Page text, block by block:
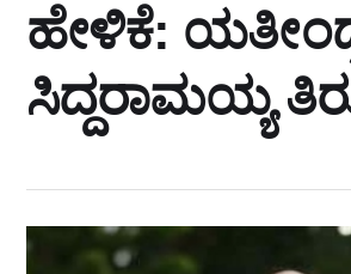
ಹೇಳಿಕೆ:
ಸಿದ್ದರಾಮಯ್ಯ